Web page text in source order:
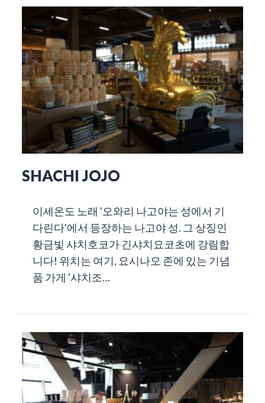
SHACHI JOJO
이세온도 노래 '오와리 나고야는 성에서 기
다린다'에서 등장하는 나고야 성. 그 상징인
황금빛 샤치호코가 긴샤치요코초에 강림합
니다! 위치는 여기, 요시나오 존에 있는 기념
품 가게 '샤치조…